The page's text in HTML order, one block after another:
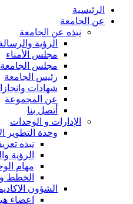
الرئيسية
عن الجامعة
نبذه عن الجامعة
الرؤية
مجلس الأمناء
مجلس الجامعة
رئيس الجامعة
شهادات
عن المجموعة
أتصل بنا
الإدارات و الوحدات
وحدة التطوير
نبذه
الرؤية
مهام
الخطط
الشؤون
اعضاء